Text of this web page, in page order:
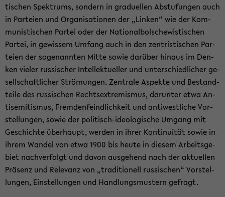
ti­schen Spek­trums, son­dern in gra­du­el­len Ab­stu­fun­gen auch
in Par­tei­en und Or­ga­ni­sa­tio­nen der „Lin­ken“ wie der Kom­
mu­nis­ti­schen Par­tei oder der Na­tio­nal­bol­sche­wis­ti­schen
Par­tei, in ge­wis­sem Um­fang auch in den zen­tris­ti­schen Par­
tei­en der so­ge­nann­ten Mitte sowie dar­über hin­aus im Den­
ken vie­ler rus­si­scher In­tel­lek­tu­el­ler und un­ter­schied­li­cher ge­
sell­schaft­li­cher Strö­mun­gen. Zen­tra­le Aspek­te und Be­stand­
tei­le des rus­si­schen Rechts­ex­tre­mis­mus, dar­un­ter etwa An­
ti­se­mi­tis­mus, Frem­den­feind­lich­keit und an­ti­west­li­che Vor­
stel­lun­gen, sowie der politisch-​ideologische Um­gang mit
Ge­schich­te über­haupt, wer­den in ihrer Kon­ti­nui­tät sowie in
ihrem Wan­del von etwa 1900 bis heute in die­sem Ar­beits­ge­
biet nach­ver­folgt und davon aus­ge­hend nach der ak­tu­el­len
Prä­senz und Re­le­vanz von „tra­di­tio­nell rus­si­schen“ Vor­stel­
lun­gen, Ein­stel­lun­gen und Hand­lungs­mus­tern ge­fragt.